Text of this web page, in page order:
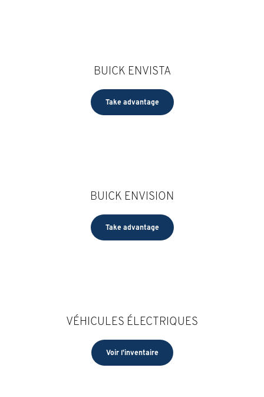
BUICK ENVISTA
Take advantage
BUICK ENVISION
Take advantage
VÉHICULES ÉLECTRIQUES
Voir l'inventaire